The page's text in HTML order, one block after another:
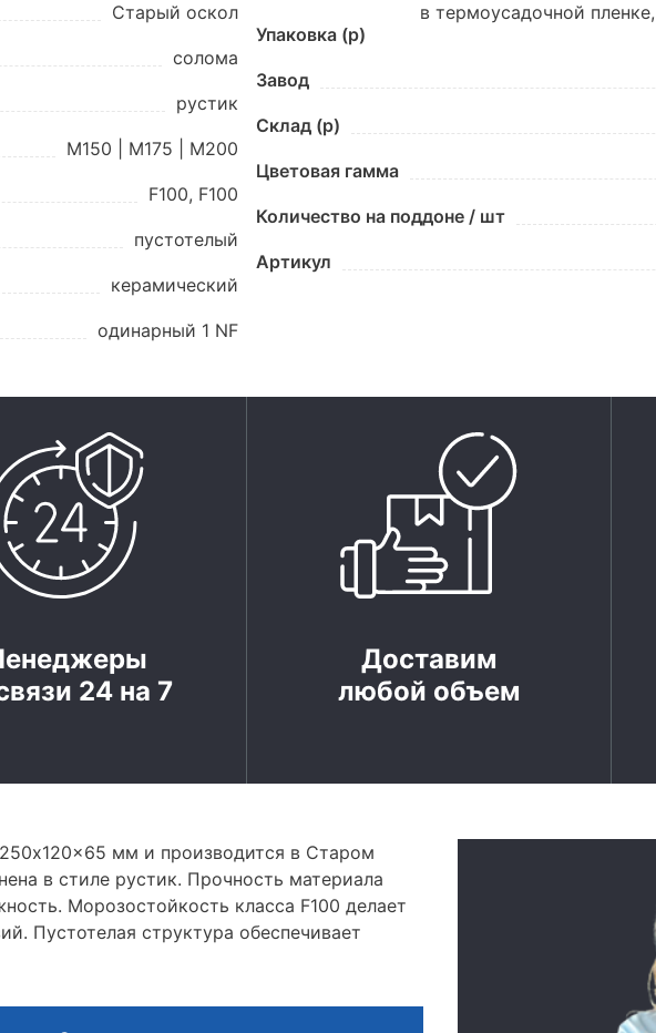
Старый оскол
солома
рустик
М150 | М175 | М200
F100, F100
пустотелый
керамический
одинарный 1 NF
Упаковка (p)
в термоусадочной
Завод
Склад (p)
Цветовая гамма
Количество на поддоне / шт
Артикул
24 на 7
Доставим
любой объем
мм и производится в Старом
в стиле рустик. Прочность материала
Морозостойкость класса F100 делает
Пустотелая структура обеспечивает